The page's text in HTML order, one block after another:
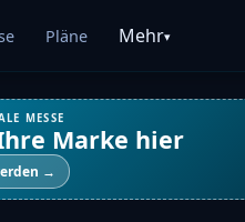
Pläne Mehr▾
MESSE
Marke hier
→